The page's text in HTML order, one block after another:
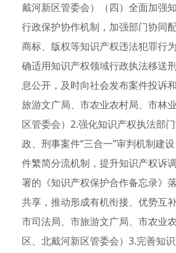
戴河新区管委会）（四）全面加强
行政保护协作机制，加强部门协同
商标、版权等知识产权违法犯罪行
确适用知识产权领域行政执法移送
息公开，及时向社会发布案件投诉
旅游文广局、市农业农村局、市林
区管委会）2.强化知识产权执法部
政、刑事案件“三合一”审判机制建
件繁简分流机制，提升知识产权诉
署的《知识产权保护合作备忘录》
共享，推动形成有机衔接、优势互
市司法局、市旅游文广局、市农业
区、北戴河新区管委会）3.完善知